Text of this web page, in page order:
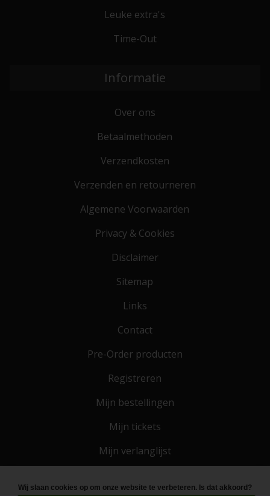
Leuke extra's
Time-Out
Informatie
Over ons
Betaalmethoden
Verzendkosten
Verzenden en retourneren
Algemene Voorwaarden
Privacy & Cookies
Disclaimer
Sitemap
Links
Contact
Pre-Order producten
Registreren
Mijn bestellingen
Mijn tickets
Mijn verlanglijst
Wij slaan cookies op om onze website te verbeteren. Is dat akkoord?